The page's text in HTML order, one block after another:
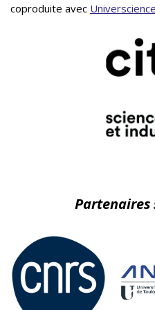
coproduite avec Universcience